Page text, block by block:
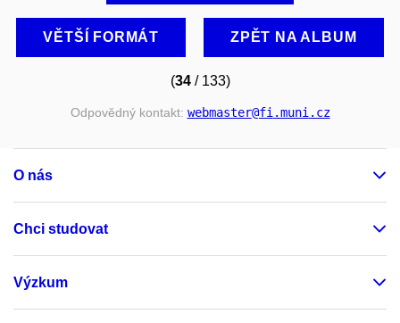
VĚTŠÍ FORMÁT ZPĚT NA ALBUM
(34/ 133)
Odpovědný kontakt: webmaster@fi.muni.cz
O nás
Chci studovat
Výzkum